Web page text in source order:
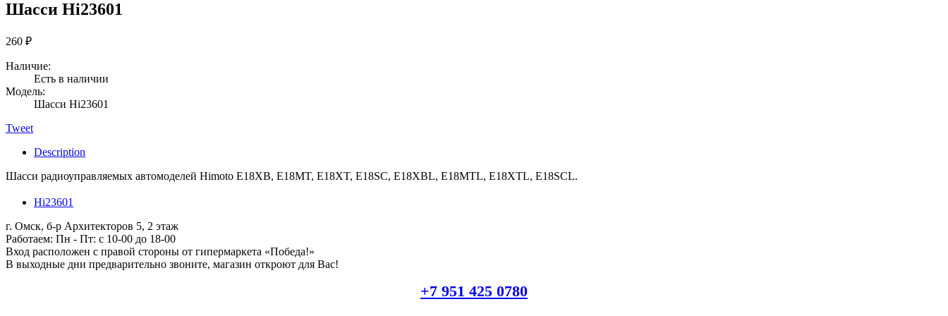
Шасси Hi23601
260 ₽
Наличие:
Есть в наличии
Модель:
Шасси Hi23601
Tweet
Description
Шасси радиоуправляемых автомоделей Himoto E18XB, E18MT, E18XT, E18SC, E18XBL, E18MTL, E18XTL, E18SCL.
Hi23601
г. Омск, б-р Архитекторов 5, 2 этаж
Работаем: Пн - Пт: c 10-00 до 18-00
Вход расположен с правой стороны от гипермаркета «Победа!»
В выходные дни предварительно звоните, магазин откроют для Вас!
+7 951 425 0780